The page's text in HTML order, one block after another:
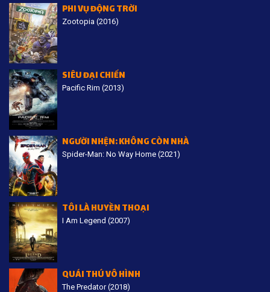
PHI VỤ ĐỘNG TRỜI
Zootopia (2016)
SIÊU ĐẠI CHIẾN
Pacific Rim (2013)
NGƯỜI NHỆN: KHÔNG CÒN NHÀ
Spider-Man: No Way Home (2021)
TÔI LÀ HUYỀN THOẠI
I Am Legend (2007)
QUÁI THÚ VÔ HÌNH
The Predator (2018)